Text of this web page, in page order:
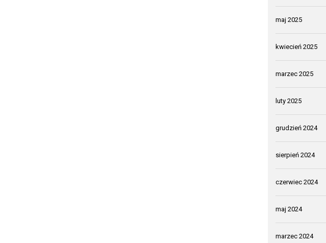
maj 2025
kwiecień 2025
marzec 2025
luty 2025
grudzień 2024
sierpień 2024
czerwiec 2024
maj 2024
marzec 2024